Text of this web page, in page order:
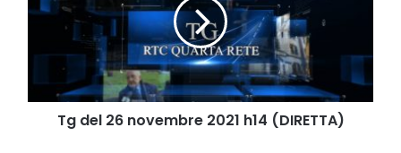
novembre
2021
(DIRETTA)
Tg del 26 novembre 2021 h14 (DIRETTA)